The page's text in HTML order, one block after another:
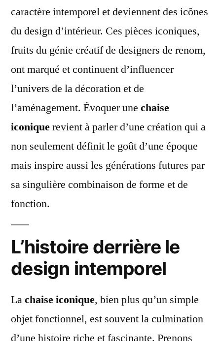
caractère intemporel et deviennent des icônes
du design d’intérieur. Ces pièces iconiques,
fruits du génie créatif de designers de renom,
ont marqué et continuent d’influencer
l’univers de la décoration et de
l’aménagement. Évoquer une chaise
iconiquerevient à parler d’une création qui a
non seulement définit le goût d’une époque
mais inspire aussi les générations futures par
sa singulière combinaison de forme et de
fonction.
L’histoire derrière le
design intemporel
Lachaise iconique, bien plus qu’un simple
objet fonctionnel, est souvent la culmination
d’une histoire riche et fascinante. Prenons